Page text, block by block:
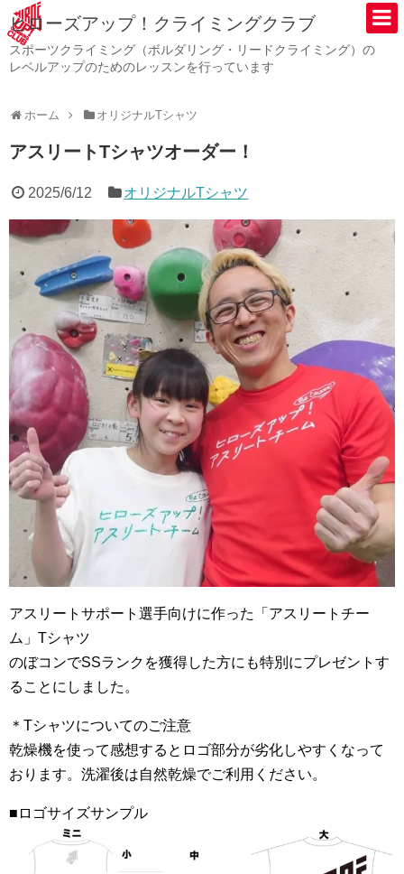
ヒローズアップ！クライミングクラブ
スポーツクライミング（ボルダリング・リードクライミング）の
レベルアップのためのレッスンを行っています
ホーム オリジナルTシャツ
アスリートTシャツオーダー！
2025/6/12 オリジナルTシャツ
アスリートサポート選手向けに作った「アスリートチー
ム」Tシャツ
のぼコンでSSランクを獲得した方にも特別にプレゼントす
ることにしました。
＊Tシャツについてのご注意
乾燥機を使って感想するとロゴ部分が劣化しやすくなって
おります。洗濯後は自然乾燥でご利用ください。
■ロゴサイズサンプル